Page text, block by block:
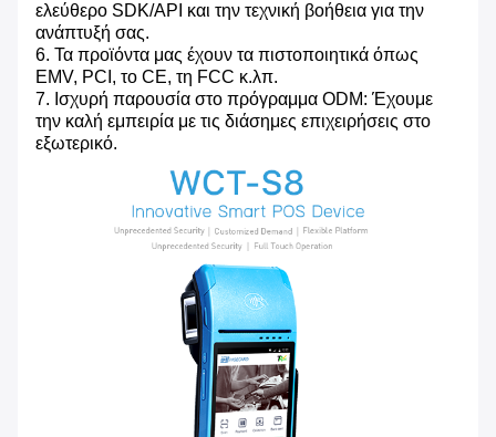
ελεύθερο SDK/API και την τεχνική βοήθεια για την
ανάπτυξή σας.
6. Τα προϊόντα μας έχουν τα πιστοποιητικά όπως
EMV, PCI, το CE, τη FCC κ.λπ.
7. Ισχυρή παρουσία στο πρόγραμμα ODM: Έχουμε
την καλή εμπειρία με τις διάσημες επιχειρήσεις στο
εξωτερικό.